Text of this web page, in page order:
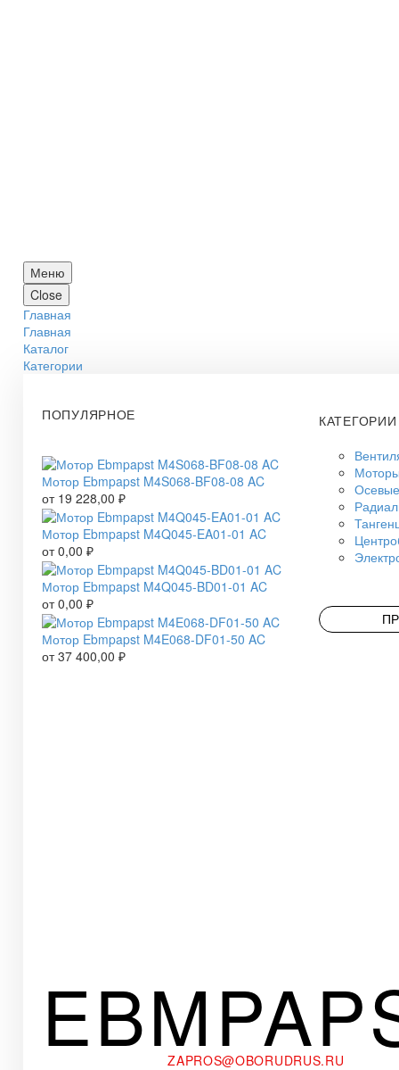
Меню
Close
Главная
Главная
Каталог
Категории
ПОПУЛЯРНОЕ
Мотор Ebmpapst M4S068-BF08-08 AC
от 19 228,00 ₽
Мотор Ebmpapst M4Q045-EA01-01 AC
от0,00 ₽
Мотор Ebmpapst M4Q045-BD01-01 AC
от0,00 ₽
Мотор Ebmpapst M4E068-DF01-50 AC
от37 400,00 ₽
КАТЕГОРИИ
ZAPROS@OBORUDRUS.RU